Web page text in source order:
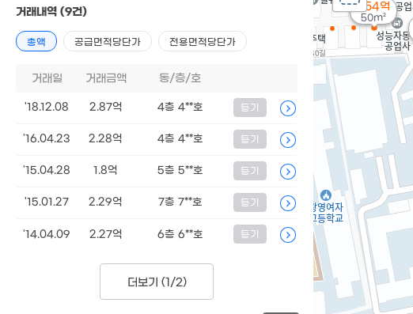
1.54억
50m²
거래내역 (9건)
총액 공급면적당단가 전용면적당단가
거래일 거래금액 동/층/호
'18.12.08 2.87억 4층 4**호 등기
'16.04.23 2.28억 4층 4**호 등기
'15.04.28 1.8억 5층 5**호 등기
'15.01.27 2.29억 7층 7**호 등기
'14.04.09 2.27억 6층 6**호 등기
더보기 (1/2)